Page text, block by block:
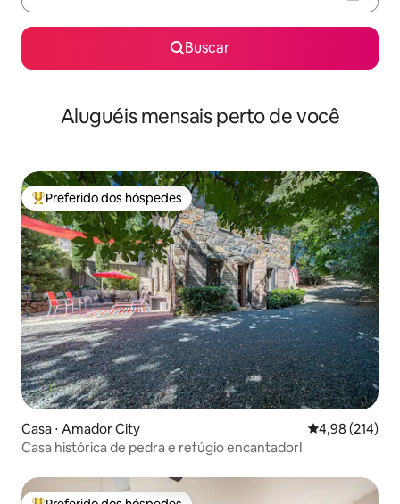
Buscar
Aluguéis mensais perto de você
Entre os melhores preferidos dos hóspedes
Preferido dos hóspedes
Casa ⋅ Amador City 4,98 de uma
4,98 (214)
Casa histórica de pedra e refúgio encantador!